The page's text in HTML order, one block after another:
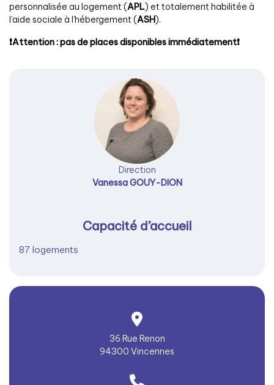
personnalisée au logement (APL) et totalement habilitée à
l’aide sociale à l’hébergement (ASH).
❗Attention : pas de places disponibles immédiatement❗
Direction
Vanessa GOUY-DION
Capacité d’accueil
87 logements
36 Rue Renon
94300 Vincennes